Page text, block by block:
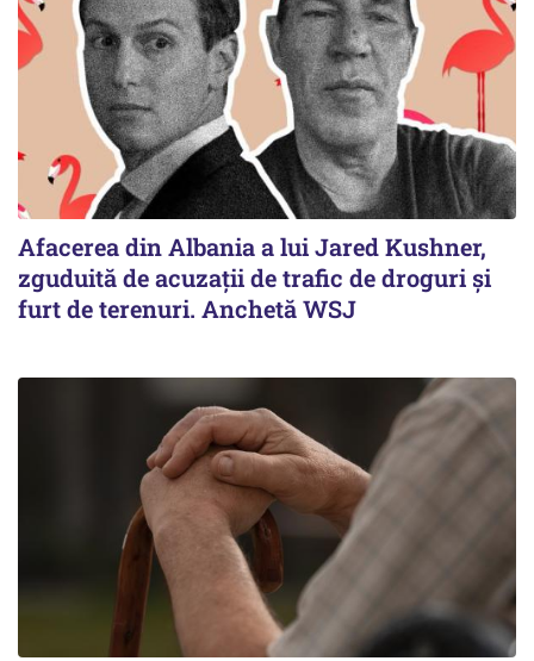
Afacerea din Albania a lui Jared Kushner,
zguduită de acuzații de trafic de droguri și
furt de terenuri. Anchetă WSJ